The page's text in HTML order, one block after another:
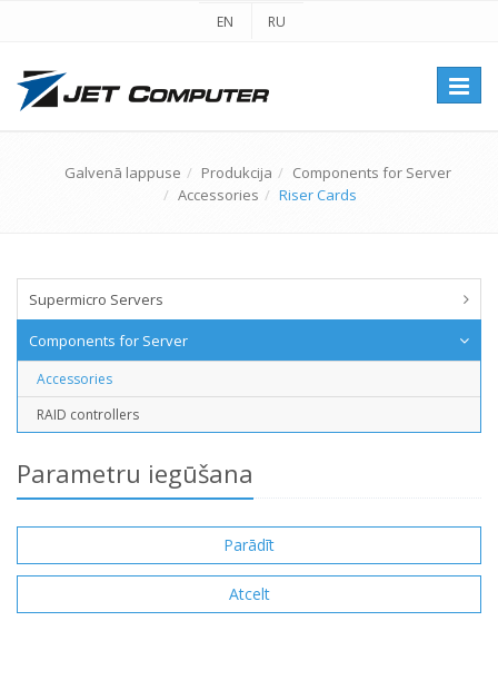
EN RU
Galvenā lappuse Produkcija
Components for Server
Accessories
Riser Cards
Supermicro Servers
Components for Server
Accessories
RAID controllers
Parametru iegūšana